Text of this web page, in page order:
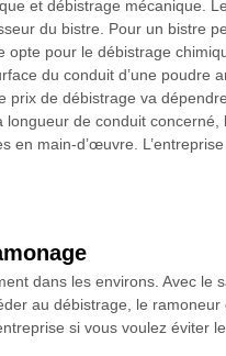
et débistrage mécanique.
du bistre. Pour un bistre
opte pour le débistrage
du conduit d’une poudre
prix de débistrage va
longueur de conduit concerné,
en main-d’œuvre.
dans les environs. Avec le
au débistrage, le ramoneur
si vous voulez éviter